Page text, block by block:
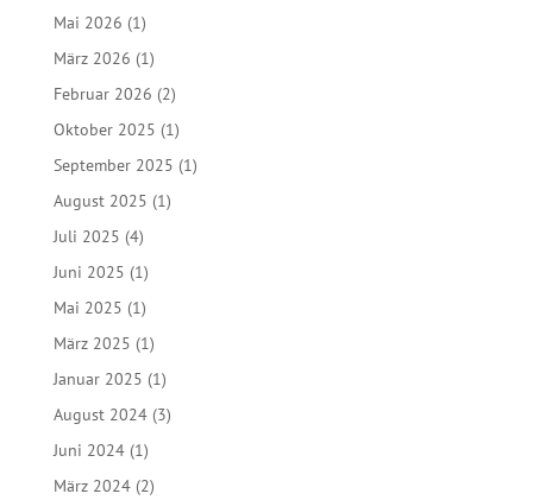
Mai 2026 (1)
März 2026 (1)
Februar 2026 (2)
Oktober 2025 (1)
September 2025 (1)
August 2025 (1)
Juli 2025 (4)
Juni 2025 (1)
Mai 2025 (1)
März 2025 (1)
Januar 2025 (1)
August 2024(3)
Juni 2024(1)
März 2024(2)